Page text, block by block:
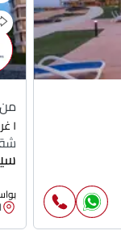
من
١ غرفة نوم